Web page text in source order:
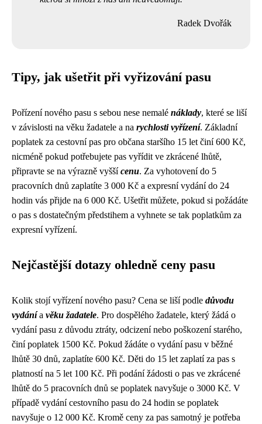
Radek Dvořák
Tipy, jak ušetřit při vyřizování pasu
Pořízení nového pasu s sebou nese nemalé náklady, které se liší
v závislosti na věku žadatele a na rychlosti vyřízení. Základní
poplatek za cestovní pas pro občana staršího 15 let činí 600 Kč,
nicméně pokud potřebujete pas vyřídit ve zkrácené lhůtě,
připravte se na výrazně vyššícenu. Za vyhotovení do 5
pracovních dnů zaplatíte 3 000 Kč a expresní vydání do 24
hodin vás přijde na 6 000 Kč. Ušetřit můžete, pokud si požádáte
o pas s dostatečným předstihem a vyhnete se tak poplatkům za
expresní vyřízení.
Nejčastější dotazy ohledně ceny pasu
Kolik stojí vyřízení nového pasu? Cena se liší podle důvodu
vydánía věku žadatele. Pro dospělého žadatele, který žádá o
vydání pasu z důvodu ztráty, odcizení nebo poškození starého,
činí poplatek 1500 Kč. Pokud žádáte o vydání pasu v běžné
lhůtě 30 dnů, zaplatíte 600 Kč. Děti do 15 let zaplatí za pas s
platností na 5 let 100 Kč. Při podání žádosti o pas ve zkrácené
lhůtě do 5 pracovních dnů se poplatek navyšuje o 3000 Kč. V
případě vydání cestovního pasu do 24 hodin se poplatek
navyšuje o 12 000 Kč. Kromě ceny za pas samotný je potřeba